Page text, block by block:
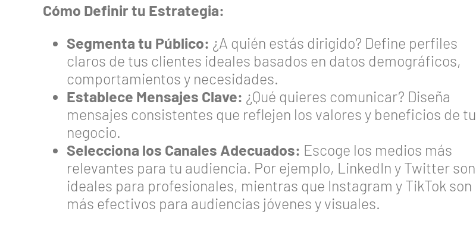
Cómo Definir tu Estrategia:
Segmenta tu Público: ¿A quién estás dirigido? Define perfiles
claros de tus clientes ideales basados en datos demográficos,
comportamientos y necesidades.
Establece Mensajes Clave: ¿Qué quieres comunicar? Diseña
mensajes consistentes que reflejen los valores y beneficios de tu
negocio.
Selecciona los Canales Adecuados: Escoge los medios más
relevantes para tu audiencia. Por ejemplo, LinkedIn y Twitter son
ideales para profesionales, mientras que Instagram y TikTok son
más efectivos para audiencias jóvenes y visuales.